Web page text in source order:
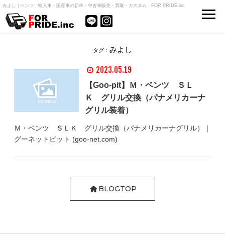
みよし | ベンツ・輸入車・国産車の新車・中古車販売・買取・カスタム｜FOR PRIDE.inc
タグ： みよし
2023.05.19
【Goo-pit】Ｍ・ベンツ ＳＬ
Ｋ グリル交換（パナメリカーナ
グリル装着）
Ｍ・ベンツ ＳＬＫ グリル交換（パナメリカーナグリル）｜
グーネットピット (goo-net.com)
BLOGTOP